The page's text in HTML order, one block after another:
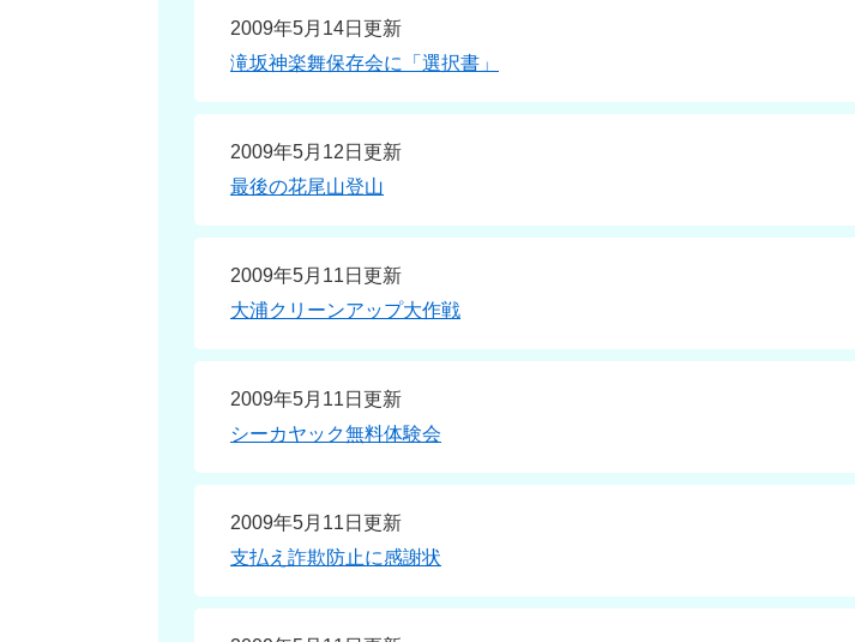
2009年5月14日更新
滝坂神楽舞保存会に「選択書」
2009年5月12日更新
最後の花尾山登山
2009年5月11日更新
大浦クリーンアップ大作戦
2009年5月11日更新
シーカヤック無料体験会
2009年5月11日更新
支払え詐欺防止に感謝状